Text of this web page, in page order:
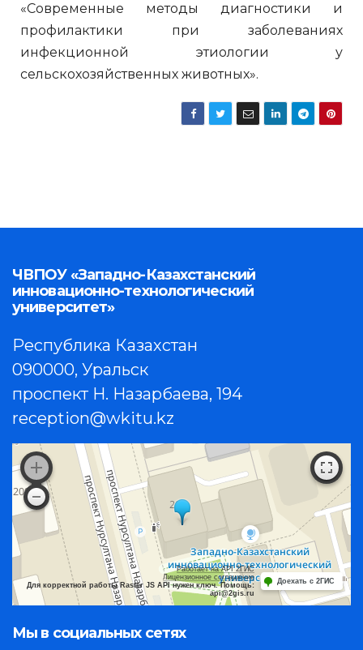
«Современные методы диагностики и
профилактики при заболеваниях
инфекционной этиологии у
сельскохозяйственных животных».
ЧВПОУ «Западно-Казахстанский
инновационно-технологический
университет»
Республика Казахстан
090000, Уральск
проспект Н. Назарбаева, 194
reception@wkitu.kz
Работает на API 2ГИС
Лицензионное соглашение
Для корректной работы Raster JS API нужен ключ. Помощь:
api@2gis.ru
Доехать с 2ГИС
Мы в социальных сетях